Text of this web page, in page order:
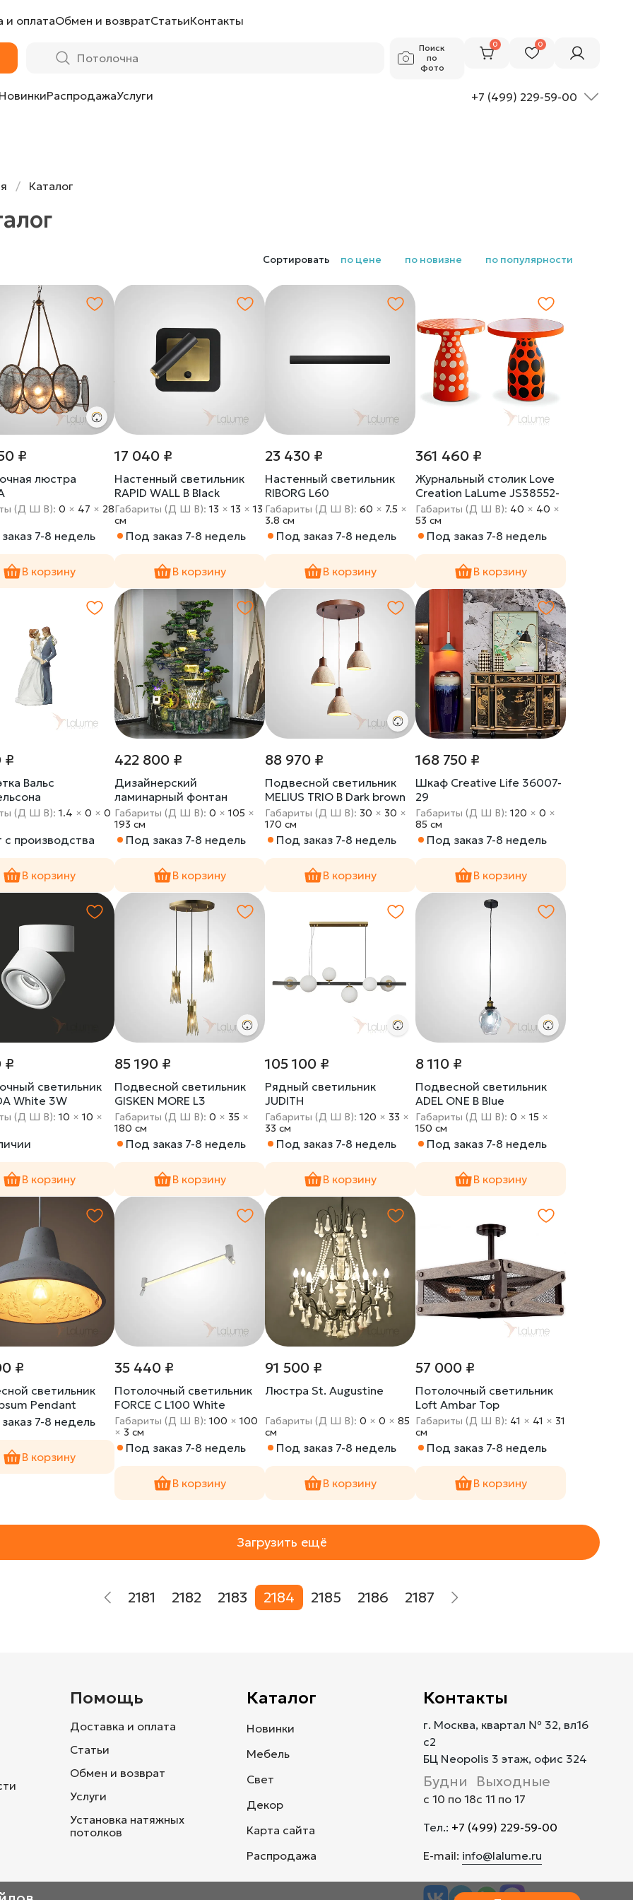
и оплатаОбмен и возвратСтатьиКонтакты
Поиск
по
фото
0 0
НовинкиРаспродажаУслуги +7 (499) 229-59-00
Каталог
Сортировать по цене по новизне по популярности
₽
люстра
(Д Ш В): 0 × 47 × 28
7-8 недель
В корзину
17 040 ₽
Настенный светильник
RAPID WALL B Black
Габариты (Д Ш В): 13 × 13 × 13
cм
Под заказ 7-8 недель
В корзину
23 430 ₽
Настенный светильник
RIBORG L60
Габариты (Д Ш В): 60 × 7.5 ×
3.8 cм
Под заказ 7-8 недель
В корзину
361 460 ₽
Журнальный столик Love
Creation LaLume JS38552-
32
Габариты (Д Ш В): 40 × 40 ×
53 cм
Под заказ 7-8 недель
В корзину
₽
Вальс
(Д Ш В): 1.4 × 0 × 0
с производства
В корзину
422 800 ₽
Дизайнерский
ламинарный фонтан
LaLume-DF20326-20
Габариты (Д Ш В): 0 × 105 ×
193 cм
Под заказ 7-8 недель
В корзину
88 970 ₽
Подвесной светильник
MELIUS TRIO B Dark brown
Диск
Габариты (Д Ш В): 30 × 30 ×
170 cм
Под заказ 7-8 недель
В корзину
168 750 ₽
Шкаф Creative Life 36007-
29
Габариты (Д Ш В): 120 × 0 ×
85 cм
Под заказ 7-8 недель
В корзину
₽
светильник
White 3W
(Д Ш В): 10 × 10 ×
В корзину
85 190 ₽
Подвесной светильник
GISKEN MORE L3
Габариты (Д Ш В): 0 × 35 ×
180 cм
Под заказ 7-8 недель
В корзину
105 100 ₽
Рядный светильник
JUDITH
Габариты (Д Ш В): 120 × 33 ×
33 cм
Под заказ 7-8 недель
В корзину
8 110 ₽
Подвесной светильник
ADEL ONE B Blue
Габариты (Д Ш В): 0 × 15 ×
150 cм
Под заказ 7-8 недель
В корзину
₽
светильник
Pendant
7-8 недель
В корзину
35 440 ₽
Потолочный светильник
FORCE C L100 White
Габариты (Д Ш В): 100 × 100
× 3 cм
Под заказ 7-8 недель
В корзину
91 500 ₽
Люстра St. Augustine
Габариты (Д Ш В): 0 × 0 × 85
cм
Под заказ 7-8 недель
В корзину
57 000 ₽
Потолочный светильник
Loft Ambar Top
Габариты (Д Ш В): 41 × 41 × 31
cм
Под заказ 7-8 недель
В корзину
Загрузить ещё
2181 2182 2183 2184 2185 2186 2187
Помощь
Доставка и оплата
Статьи
Обмен и возврат
Услуги
Установка натяжных
потолков
Каталог
Новинки
Мебель
Свет
Декор
Карта сайта
Распродажа
Контакты
г. Москва, квартал № 32, вл16
с2
БЦ Neopolis 3 этаж, офис 324
Будни
с 10 по 18
Выходные
с 11 по 17
Тел.: +7 (499) 229-59-00
E-mail: info@lalume.ru